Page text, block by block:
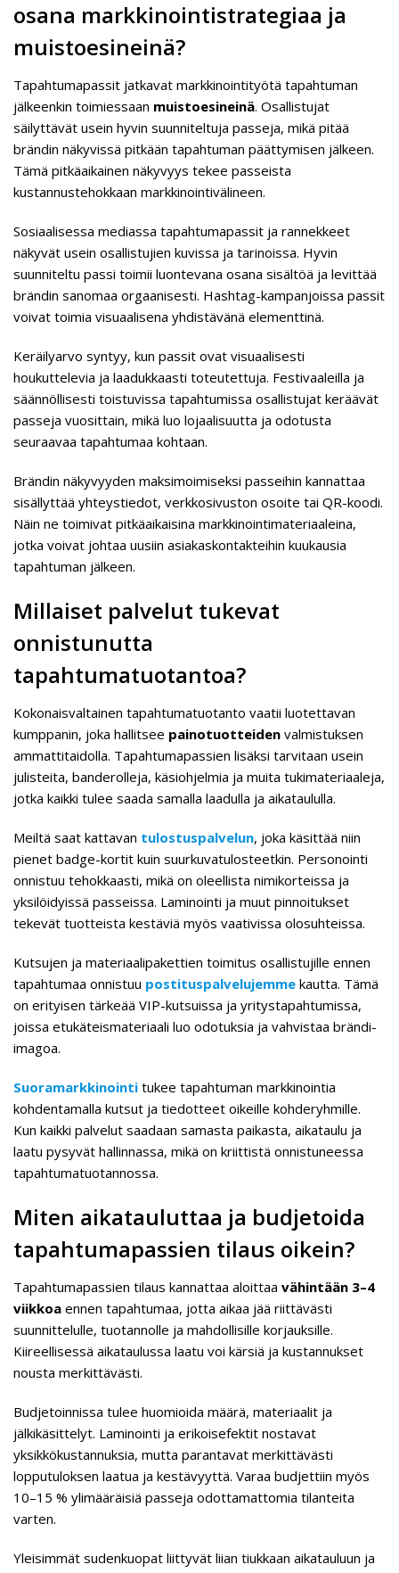
osana markkinointistrategiaa ja
muistoesineinä?
Tapahtumapassit jatkavat markkinointityötä tapahtuman
jälkeenkin toimiessaan muistoesineinä. Osallistujat
säilyttävät usein hyvin suunniteltuja passeja, mikä pitää
brändin näkyvissä pitkään tapahtuman päättymisen jälkeen.
Tämä pitkäaikainen näkyvyys tekee passeista
kustannustehokkaan markkinointivälineen.
Sosiaalisessa mediassa tapahtumapassit ja rannekkeet
näkyvät usein osallistujien kuvissa ja tarinoissa. Hyvin
suunniteltu passi toimii luontevana osana sisältöä ja levittää
brändin sanomaa orgaanisesti. Hashtag-kampanjoissa passit
voivat toimia visuaalisena yhdistävänä elementtinä.
Keräilyarvo syntyy, kun passit ovat visuaalisesti
houkuttelevia ja laadukkaasti toteutettuja. Festivaaleilla ja
säännöllisesti toistuvissa tapahtumissa osallistujat keräävät
passeja vuosittain, mikä luo lojaalisuutta ja odotusta
seuraavaa tapahtumaa kohtaan.
Brändin näkyvyyden maksimoimiseksi passeihin kannattaa
sisällyttää yhteystiedot, verkkosivuston osoite tai QR-koodi.
Näin ne toimivat pitkäaikaisina markkinointimateriaaleina,
jotka voivat johtaa uusiin asiakaskontakteihin kuukausia
tapahtuman jälkeen.
Millaiset palvelut tukevat
onnistunutta
tapahtumatuotantoa?
Kokonaisvaltainen tapahtumatuotanto vaatii luotettavan
kumppanin, joka hallitsee painotuotteiden valmistuksen
ammattitaidolla. Tapahtumapassien lisäksi tarvitaan usein
julisteita, banderolleja, käsiohjelmia ja muita tukimateriaaleja,
jotka kaikki tulee saada samalla laadulla ja aikataululla.
Meiltä saat kattavan tulostuspalvelun, joka käsittää niin
pienet badge-kortit kuin suurkuvatulosteetkin. Personointi
onnistuu tehokkaasti, mikä on oleellista nimikorteissa ja
yksilöidyissä passeissa. Laminointi ja muut pinnoitukset
tekevät tuotteista kestäviä myös vaativissa olosuhteissa.
Kutsujen ja materiaalipakettien toimitus osallistujille ennen
tapahtumaa onnistuu postituspalvelujemme kautta. Tämä
on erityisen tärkeää VIP-kutsuissa ja yritystapahtumissa,
joissa etukäteismateriaali luo odotuksia ja vahvistaa brändi-
imagoa.
Suoramarkkinointi tukee tapahtuman markkinointia
kohdentamalla kutsut ja tiedotteet oikeille kohderyhmille.
Kun kaikki palvelut saadaan samasta paikasta, aikataulu ja
laatu pysyvät hallinnassa, mikä on kriittistä onnistuneessa
tapahtumatuotannossa.
Miten aikatauluttaa ja budjetoida
tapahtumapassien tilaus oikein?
Tapahtumapassien tilaus kannattaa aloittaa vähintään 3–4
viikkoa ennen tapahtumaa, jotta aikaa jää riittävästi
suunnittelulle, tuotannolle ja mahdollisille korjauksille.
Kiireellisessä aikataulussa laatu voi kärsiä ja kustannukset
nousta merkittävästi.
Budjetoinnissa tulee huomioida määrä, materiaalit ja
jälkikäsittelyt. Laminointi ja erikoisefektit nostavat
yksikkökustannuksia, mutta parantavat merkittävästi
lopputuloksen laatua ja kestävyyttä. Varaa budjettiin myös
10–15 % ylimääräisiä passeja odottamattomia tilanteita
varten.
Yleisimmät sudenkuopat liittyvät liian tiukkaan aikatauluun ja